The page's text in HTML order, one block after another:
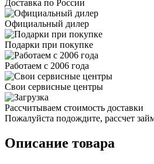
Доставка по России
Официальный дилер
Подарки при покупке
Работаем с 2006 года
Свои сервисные центры
Рассчитываем стоимость доставки
Пожалуйста подождите, рассчет
Описание товара